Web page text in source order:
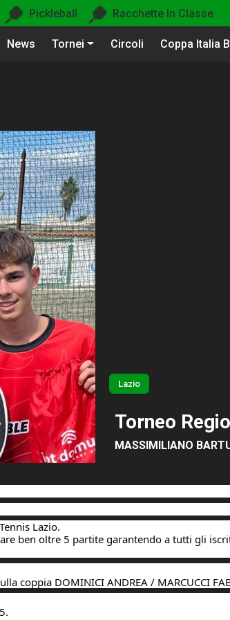
Pickleball Racchette In Classe
News Tornei Circoli Coppa Italia
Lazio
Torneo
MASSIMILIANO
Lazio.
ben oltre 5 partite garantendo a tutti gli
coppia DOMINICI ANDREA / MARCUCCI